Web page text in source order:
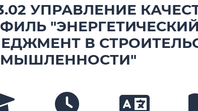
УПРАВЛЕНИЕ
"ЭНЕРГЕТИЧЕСКИЙ
В